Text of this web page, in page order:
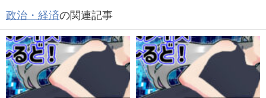
政治・経済の関連記事